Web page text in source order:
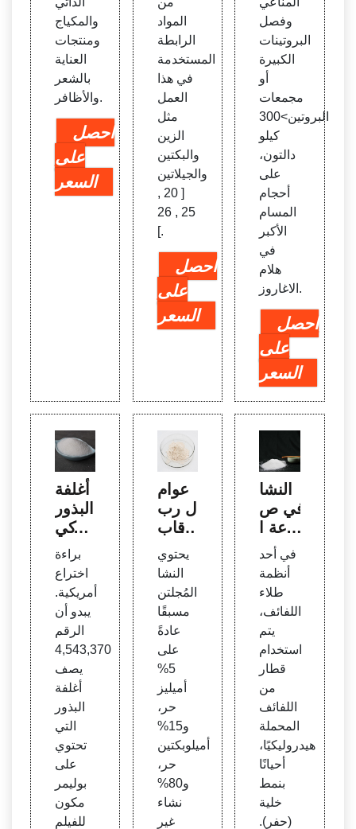
والمكياج
ومنتجات
العناية
بالشعر
والأظافر.
احصل
على
السعر
المواد
الرابطة
المستخدمة
في هذا
العمل
مثل
الزين
والبكتين
والجيلاتين
[ 20 ,
25 , 26
].
احصل
على
السعر
وفصل
البروتينات
الكبيرة
أو
مجمعات
البروتين>300
كيلو
دالتون،
على
أحجام
المسام
الأكبر
في
هلام
الاغاروز.
احصل
على
السعر
أغلفة
البذور
وتركي
بات ال
طلاء
وطر
ق الا
ستخد
ام
براءة
اختراع
أمريكية.
يبدو أن
الرقم
4,543,370
يصف
أغلفة
البذور
التي
تحتوي
على
بوليمر
مكون
للفيلم
عوام
ل رب
ط قاب
وبان
في ال
ماء -
مكاب
س أق
راص
LFA
يحتوي
النشا
المُجلتن
مسبقًا
عادةً
على
5%
أميليز
حر،
و15%
أميلوبكتين
حر،
و80%
نشاء
غير
النشا
في ص
ناعة ا
لورق
- Sci
ence
Direc
في أحد
أنظمة
طلاء
اللفائف،
يتم
استخدام
قطار
من
اللفائف
المحملة
هيدروليكيًا،
أحيانًا
بنمط
خلية
(حفر).